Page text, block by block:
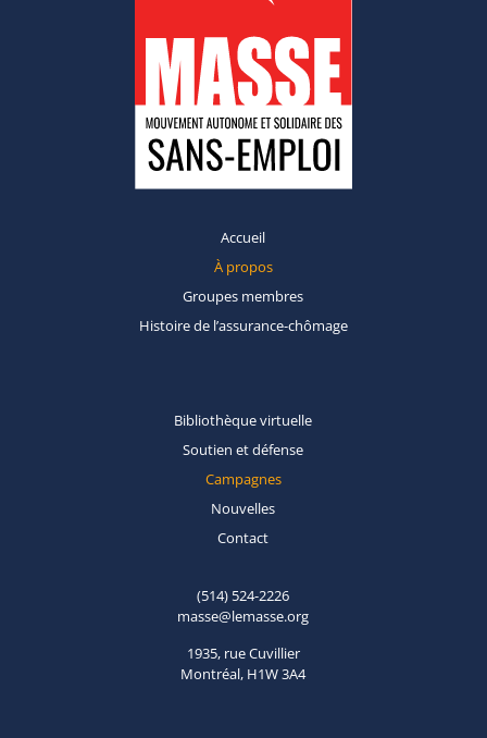
Accueil
À propos
Groupes membres
Histoire de l’assurance-chômage
Bibliothèquevirtuelle
Soutien etdéfense
Campagnes
Nouvelles
Contact
(514) 524-2226
masse@lemasse.org
1935, rue Cuvillier
Montréal, H1W 3A4